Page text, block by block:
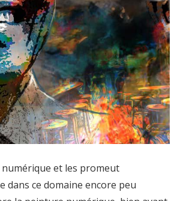
numérique et les promeut
dans ce domaine encore peu